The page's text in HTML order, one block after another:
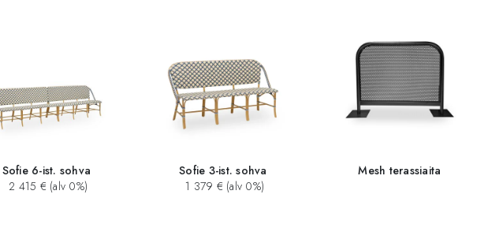
Sofie 6-ist. sohva
2 415 € (alv 0%)
Sofie 3-ist. sohva
1 379 € (alv 0%)
Mesh terassiaita